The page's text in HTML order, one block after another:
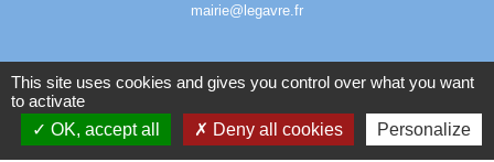
mairie@legavre.fr
Mentions légales - Politique de confidentialité -
This site uses cookies and gives you control over what you want
to activate
OK, accept all
Deny all cookies Personalize